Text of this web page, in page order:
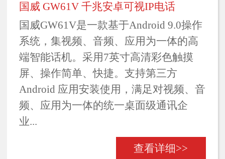
国威 GW61V 千兆安卓可视IP电话
国威GW61V是一款基于Android 9.0操作
系统，集视频、音频、应用为一体的高
端智能话机。采用7英寸高清彩色触摸
屏、操作简单、快捷。支持第三方
Android 应用安装使用，满足对视频、音
频、应用为一体的统一桌面级通讯企
业...
查看详细>>